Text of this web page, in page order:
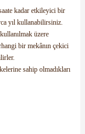
kadar etkileyici bir
yıl kullanabilirsiniz.
üzere
bir mekânın çekici
sahip olmadıkları